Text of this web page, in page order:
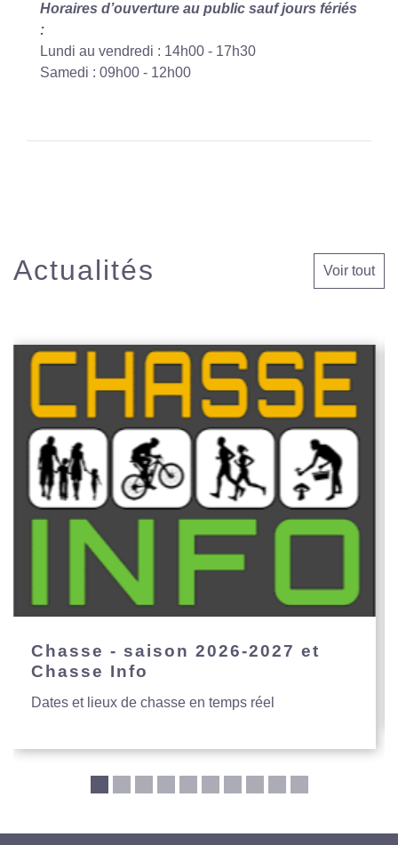
Horaires d’ouverture au public sauf jours fériés
:
Lundi au vendredi : 14h00 - 17h30
Samedi : 09h00 - 12h00
Actualités Voir tout
Chasse - saison 2026-2027 et
Chasse Info
Dates et lieux de chasse en temps réel